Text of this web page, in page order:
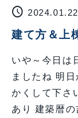
schedule 2024.01.22
建て方＆上
いや～今日は
ましたね 明
かくして下さ
あり 建築暦の